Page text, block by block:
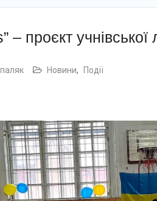
– проєкт учнівської
Новини, Події